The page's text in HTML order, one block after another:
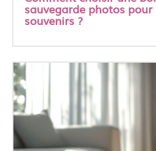
sauvegarde photos
souvenirs ?